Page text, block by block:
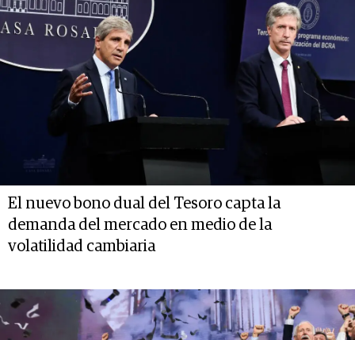
El nuevo bono dual del Tesoro capta la
demanda del mercado en medio de la
volatilidad cambiaria